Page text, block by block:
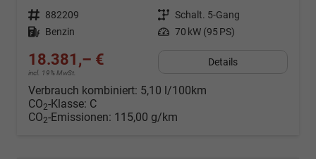
Fahrzeugnr. 882209 Getriebe Schalt. 5-Gang
Kraftstoff Benzin Leistung 70 kW (95 PS)
18.381,– €
incl. 19% MwSt.
Details
Verbrauch kombiniert: 5,10 l/100km
CO2-Klasse: C
CO2-Emissionen: 115,00 g/km